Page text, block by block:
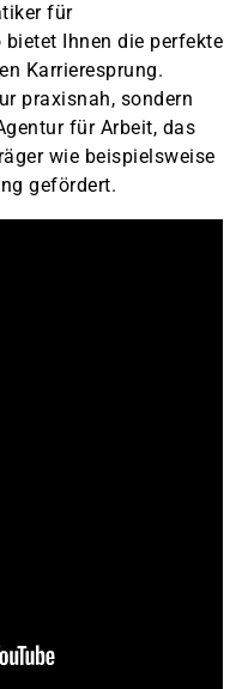
für
Ihnen die perfekte
Karrieresprung.
praxisnah, sondern
für Arbeit, das
wie beispielsweise
gefördert.